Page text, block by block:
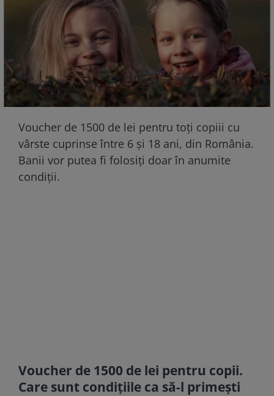
Voucher de 1500 de lei pentru toți copiii cu
vârste cuprinse între 6 și 18 ani, din România.
Banii vor putea fi folosiți doar în anumite
condiții.
Voucher de 1500 de lei pentru copii.
Care sunt condițiile ca să-l primești